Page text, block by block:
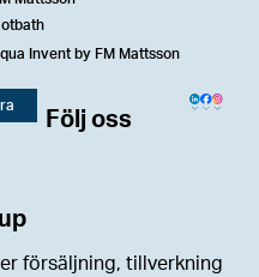
försäljning, tillverkning
Invent by FM Mattsson
Följ oss